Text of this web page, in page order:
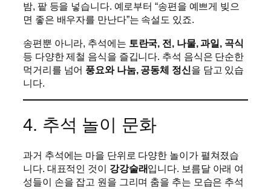
밤, 팥 등을 넣습니다. 예로부터 “송편을 예쁘게 빚으
면 좋은 배우자를 만난다”는 속설도 있죠.
송편뿐 아니라, 추석에는 토란국, 전, 나물, 과일, 곡식
등 다양한 제철 음식을 즐깁니다. 추석 음식은 단순한
먹거리를 넘어 풍요와 나눔, 공동체 정신을 담고 있습
니다.
4. 추석 놀이 문화
과거 추석에는 마을 단위로 다양한 놀이가 펼쳐졌습
니다. 대표적인 것이 강강술래입니다. 보름달 아래 여
성들이 손을 잡고 원을 그리며 춤을 추는 모습은 추석